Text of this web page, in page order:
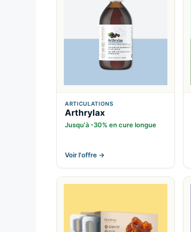
ARTICULATIONS
Arthrylax
Jusqu'à -30% en cure longue
Voir l'offre →